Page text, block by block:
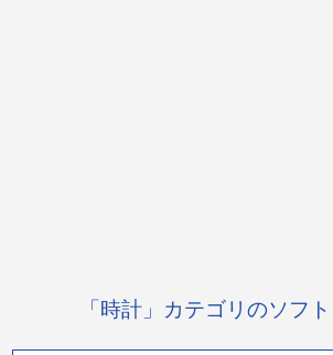
「時計」カテゴリのソフ